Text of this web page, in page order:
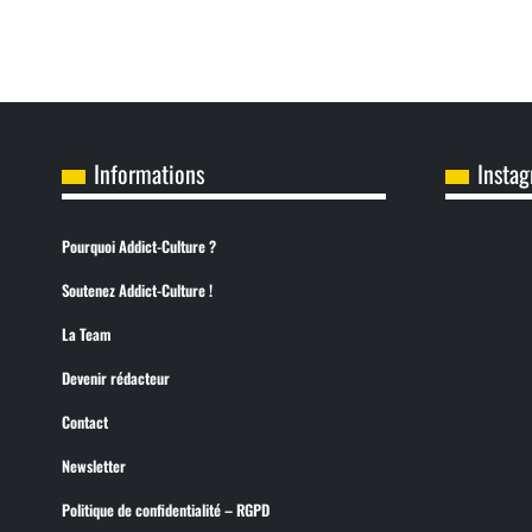
Informations
Pourquoi Addict-Culture ?
Soutenez Addict-Culture !
La Team
Devenir rédacteur
Contact
Newsletter
Politique de confidentialité – RGPD